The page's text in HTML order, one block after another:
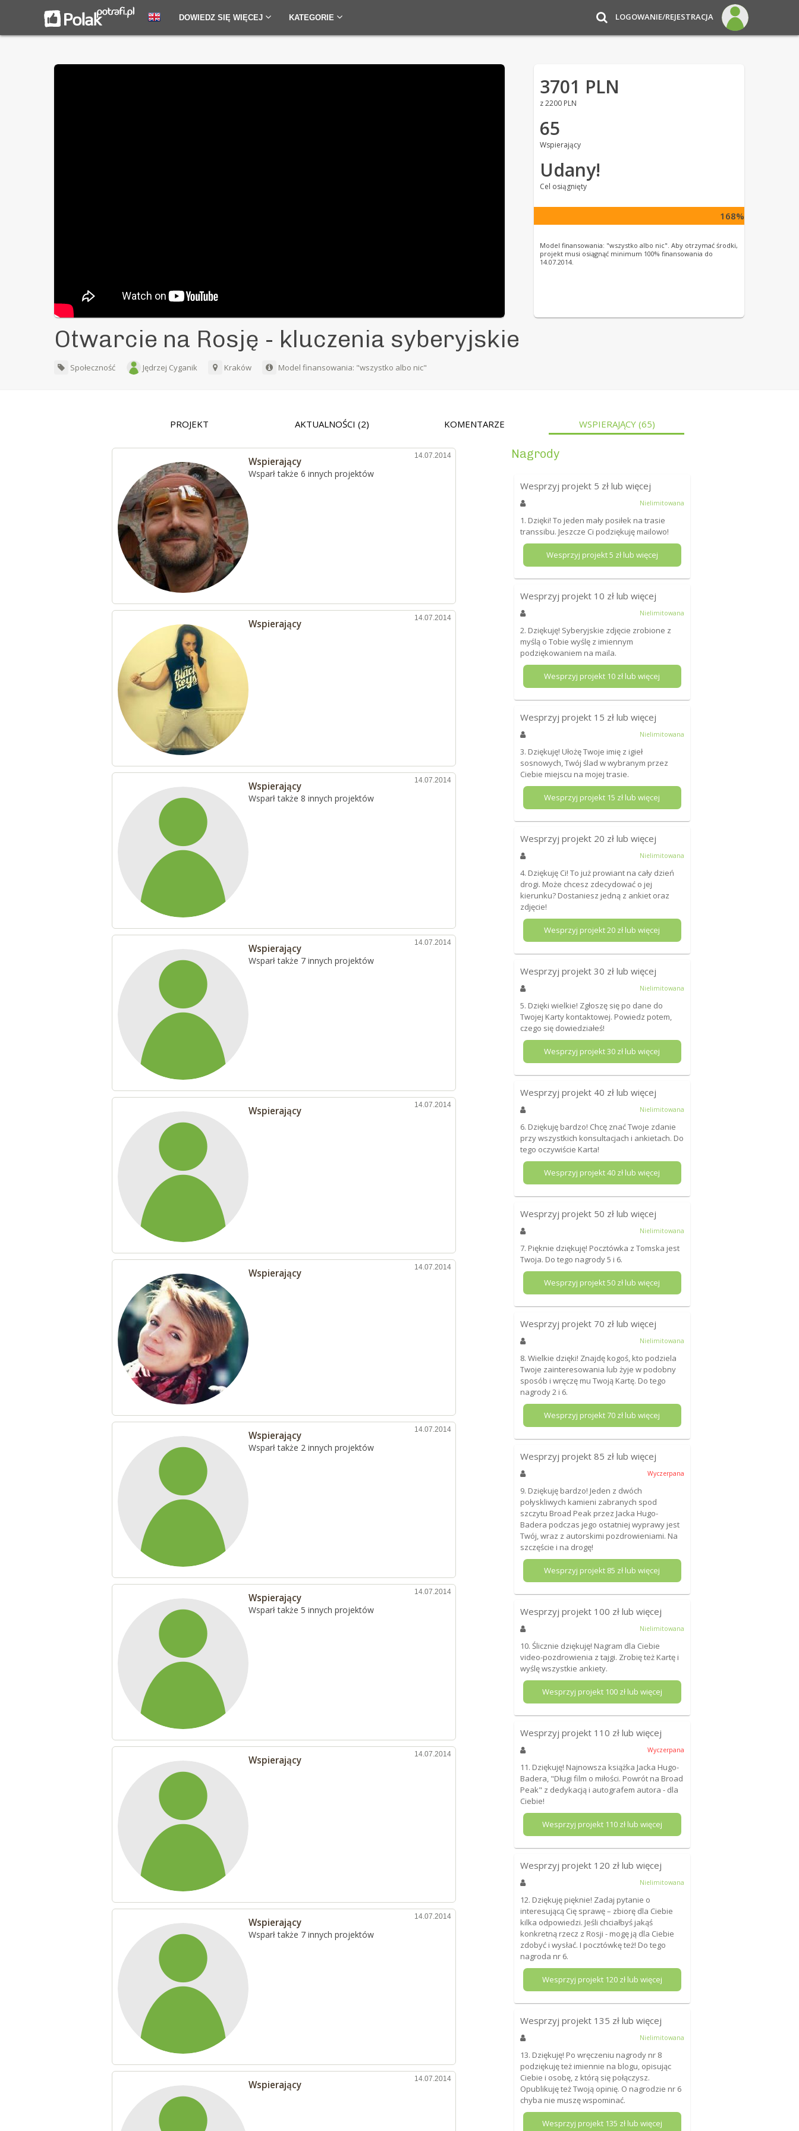
DOWIEDZ SIĘ WIĘCEJ KATEGORIE LOGOWANIE/REJESTRACJA
3701 PLN
z 2200 PLN
65
Wspierający
Udany!
Cel osiągnięty
168%
Model finansowania: "wszystko albo nic". Aby otrzymać środki,
projekt musi osiągnąć minimum 100% finansowania do
14.07.2014.
Otwarcie na Rosję - kluczenia syberyjskie
Społeczność Jędrzej Cyganik Kraków Model finansowania: "wszystko albo nic"
PROJEKT AKTUALNOŚCI (2) KOMENTARZE WSPIERAJĄCY(65)
14.07.2014
Wspierający
Wsparł także 6 innych projektów
14.07.2014
Wspierający
14.07.2014
Wspierający
Wsparł także 8 innych projektów
14.07.2014
Wspierający
Wsparł także 7 innych projektów
14.07.2014
Wspierający
14.07.2014
Wspierający
14.07.2014
Wspierający
Wsparł także 2 innych projektów
14.07.2014
Wspierający
Wsparł także 5 innych projektów
14.07.2014
Wspierający
14.07.2014
Wspierający
Wsparł także 7 innych projektów
14.07.2014
Wspierający
Nagrody
Wesprzyj projekt 5 zł lub więcej
Nielimitowana
1. Dzięki! To jeden mały posiłek na trasie
transsibu. Jeszcze Ci podziękuję mailowo!
Wesprzyj projekt5 zł lub więcej
Wesprzyj projekt 10 zł lub więcej
Nielimitowana
2. Dziękuję! Syberyjskie zdjęcie zrobione z
myślą o Tobie wyślę z imiennym
podziękowaniem na maila.
Wesprzyj projekt 10 zł lub więcej
Wesprzyj projekt 15 zł lub więcej
Nielimitowana
3. Dziękuję! Ułożę Twoje imię z igieł
sosnowych, Twój ślad w wybranym przez
Ciebie miejscu na mojej trasie.
Wesprzyj projekt 15 zł lub więcej
Wesprzyj projekt 20 zł lub więcej
Nielimitowana
4. Dziękuję Ci! To już prowiant na cały dzień
drogi. Może chcesz zdecydować o jej
kierunku? Dostaniesz jedną z ankiet oraz
zdjęcie!
Wesprzyj projekt20 zł lub więcej
Wesprzyj projekt30 zł lub więcej
Nielimitowana
5. Dzięki wielkie! Zgłoszę się po dane do
Twojej Karty kontaktowej. Powiedz potem,
czego się dowiedziałeś!
Wesprzyj projekt30 zł lub więcej
Wesprzyj projekt 40 zł lub więcej
Nielimitowana
6. Dziękuję bardzo! Chcę znać Twoje zdanie
przy wszystkich konsultacjach i ankietach. Do
tego oczywiście Karta!
Wesprzyj projekt40 zł lub więcej
Wesprzyj projekt 50 zł lub więcej
Nielimitowana
7. Pięknie dziękuję! Pocztówka z Tomska jest
Twoja. Do tego nagrody 5 i 6.
Wesprzyj projekt50 zł lub więcej
Wesprzyj projekt 70 zł lub więcej
Nielimitowana
8. Wielkie dzięki! Znajdę kogoś, kto podziela
Twoje zainteresowania lub żyje w podobny
sposób i wręczę mu Twoją Kartę. Do tego
nagrody 2 i 6.
Wesprzyj projekt70 zł lub więcej
Wesprzyj projekt85 zł lub więcej
Wyczerpana
9. Dziękuję bardzo! Jeden z dwóch
połyskliwych kamieni zabranych spod
szczytu Broad Peak przez Jacka Hugo-
Badera podczas jego ostatniej wyprawy jest
Twój, wraz z autorskimi pozdrowieniami. Na
szczęście i na drogę!
Wesprzyj projekt 85 zł lub więcej
Wesprzyj projekt 100 zł lub więcej
Nielimitowana
10. Ślicznie dziękuję! Nagram dla Ciebie
video-pozdrowienia z tajgi. Zrobię też Kartę i
wyślę wszystkie ankiety.
Wesprzyj projekt 100zł lub więcej
Wesprzyj projekt 110 zł lub więcej
Wyczerpana
11. Dziękuję! Najnowsza książka Jacka Hugo-
Badera, "Długi film o miłości. Powrót na Broad
Peak" z dedykacją i autografem autora - dla
Ciebie!
Wesprzyj projekt 110zł lub więcej
Wesprzyj projekt 120 zł lub więcej
Nielimitowana
12. Dziękuję pięknie! Zadaj pytanie o
interesującą Cię sprawę – zbiorę dla Ciebie
kilka odpowiedzi. Jeśli chciałbyś jakąś
konkretną rzecz z Rosji - mogę ją dla Ciebie
zdobyć i wysłać. I pocztówkę też! Do tego
nagroda nr 6.
Wesprzyj projekt 120zł lub więcej
Wesprzyj projekt 135 zł lub więcej
Nielimitowana
13. Dziękuję! Po wręczeniu nagrody nr 8
podziękuję też imiennie na blogu, opisując
Ciebie i osobę, z którą się połączysz.
Opublikuję też Twoją opinię. O nagrodzie nr 6
chyba nie muszę wspominać.
Wesprzyj projekt 135 zł lub więcej